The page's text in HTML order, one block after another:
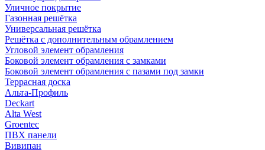
Уличное покрытие
Газонная решётка
Универсальная решётка
Решётка с дополнительным обрамлением
Угловой элемент обрамления
Боковой элемент обрамления с замками
Боковой элемент обрамления с пазами под замки
Террасная доска
Альта-Профиль
Deckart
Alta West
Groentec
ПВХ панели
Вивипан